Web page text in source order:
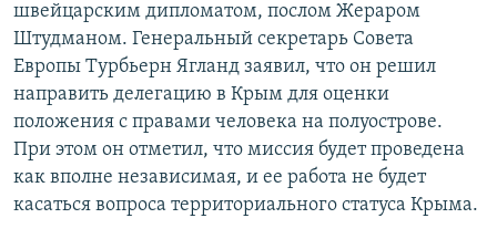
швейцарским дипломатом, послом Жераром
Штудманом. Генеральный секретарь Совета
Европы Турбьерн Ягланд заявил, что он решил
направить делегацию в Крым для оценки
положения с правами человека на полуострове.
При этом он отметил, что миссия будет проведена
как вполне независимая, и ее работа не будет
касаться вопроса территориального статуса Крыма.